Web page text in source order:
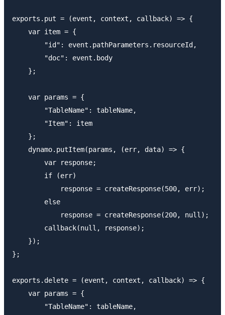
exports.put = (event, context, callback) => {
    var item = {
        "id": event.pathParameters.resourceId,
        "doc": event.body
    };
    var params = {
        "TableName": tableName,
        "Item": item
    };
    dynamo.putItem(params, (err, data) => {
        var response;
        if (err)
            response = createResponse(500, err);
        else
            response = createResponse(200, null);
        callback(null, response);
    });
};
exports.delete = (event, context, callback) => {
    var params = {
        "TableName": tableName,